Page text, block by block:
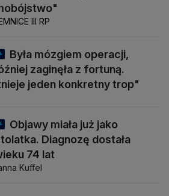
III RP
Była mózgiem operacji,
zaginęła z fortuną.
jeden konkretny trop"
Objawy miała już jako
Diagnozę dostała
74 lat
Kuffel